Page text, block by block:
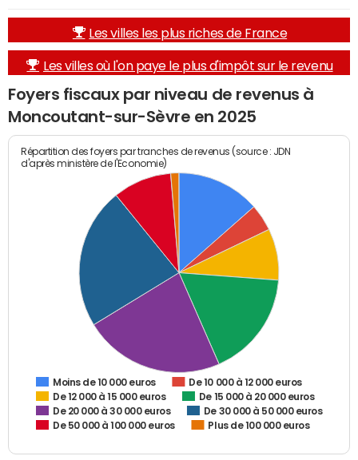
Les villes les plus riches de France
Les villes où l'on paye le plus d'impôt sur le revenu
Foyers fiscaux par niveau de revenus à
Moncoutant-sur-Sèvre en 2025
Répartition des foyers par tranches de revenus (source : JDN
d'après ministère de l'Economie)
Moins de 10 000 euros
De 10 000 à 12 000 euros
De 12 000 à 15 000 euros
De 15 000 à 20 000 euros
De 20 000 à 30 000 euros
De 30 000 à 50 000 euros
De 50 000 à 100 000 euros
Plus de 100 000 euros